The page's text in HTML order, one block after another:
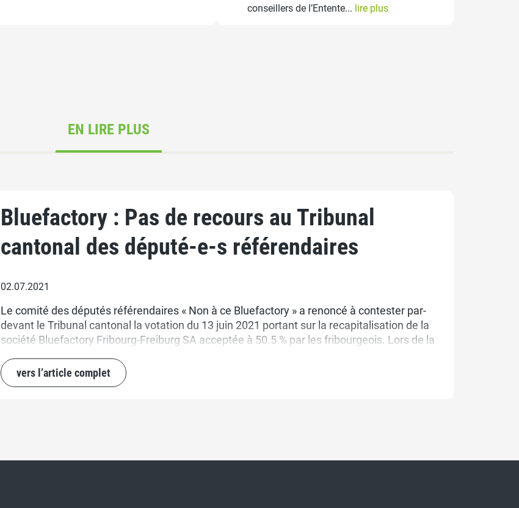
conseillers de l’Entente... lire plus
EN LIRE PLUS
Bluefactory : Pas de recours au Tribunal
cantonal des député-e-s référendaires
02.07.2021
Le comité des députés référendaires « Non à ce Bluefactory » a renoncé à contester par-
devant le Tribunal cantonal la votation du 13 juin 2021 portant sur la recapitalisation de la
société Bluefactory Fribourg-Freiburg SA acceptée à 50.5 % par les fribourgeois. Lors de la
ingérences inappropriées de la société Bluefactory Fribourg-Freiburg SA et en particulier de
son Président du Conseil d’administration Jacques Boschung.
vers l’article complet